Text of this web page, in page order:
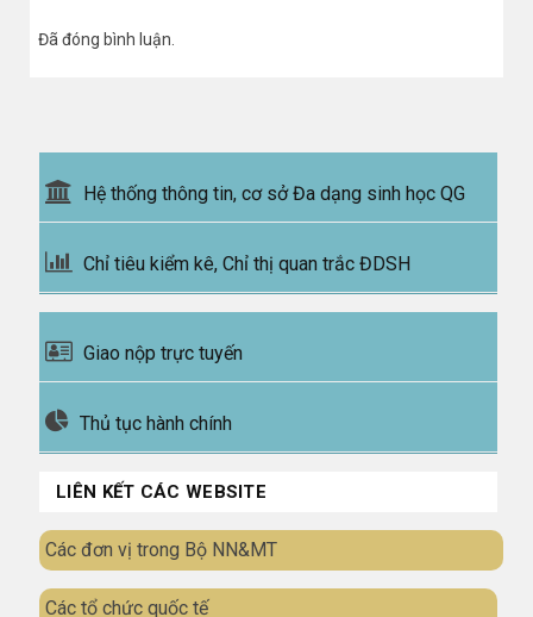
Đã đóng bình luận.
Hệ thống thông tin, cơ sở Đa dạng sinh học QG
Chỉ tiêu kiểm kê, Chỉ thị quan trắc ĐDSH
Giao nộp trực tuyến
Thủ tục hành chính
LIÊN KẾT CÁC WEBSITE
Các đơn vị trong Bộ NN&MT
Các tổ chức quốc tế